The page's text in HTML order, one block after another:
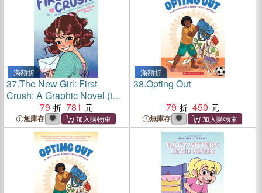
滿額折
37.The New Girl: First
Crush: A Graphic Novel (the
New Girl #2)
79 781
無庫存
滿額折
38.Opting Out
79
450
無庫存